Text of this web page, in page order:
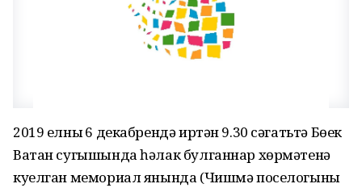
2019 елның 6 декабрендә иртән 9.30 сәгатьтә Бөек
Ватан сугышында һәлак булганнар хөрмәтенә
куелган мемориал янында (Чишмә поселогының